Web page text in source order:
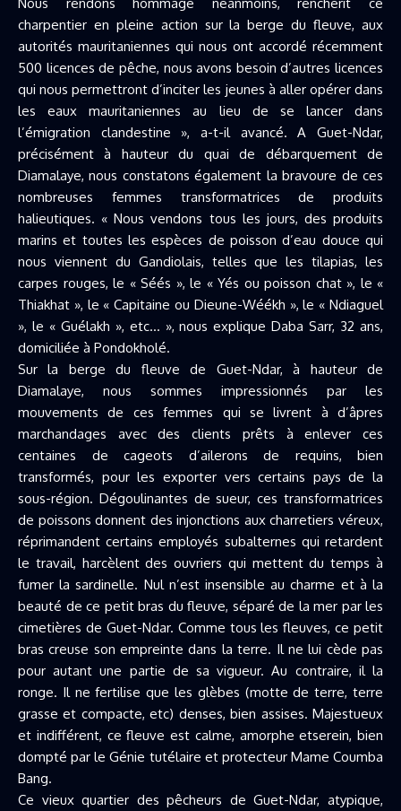
charpentier en pleine action sur la berge du fleuve, aux
autorités mauritaniennes qui nous ont accordé récemment
500 licences de pêche, nous avons besoin d’autres licences
qui nous permettront d’inciter les jeunes à aller opérer dans
les eaux mauritaniennes au lieu de se lancer dans
l’émigration clandestine », a-t-il avancé. A Guet-Ndar,
précisément à hauteur du quai de débarquement de
Diamalaye, nous constatons également la bravoure de ces
nombreuses femmes transformatrices de produits
halieutiques. « Nous vendons tous les jours, des produits
marins et toutes les espèces de poisson d’eau douce qui
nous viennent du Gandiolais, telles que les tilapias, les
carpes rouges, le « Séés », le « Yés ou poisson chat », le «
Thiakhat », le « Capitaine ou Dieune-Wéékh », le « Ndiaguel
», le « Guélakh », etc… », nous explique Daba Sarr, 32 ans,
domiciliée à Pondokholé.
Sur la berge du fleuve de Guet-Ndar, à hauteur de
Diamalaye, nous sommes impressionnés par les
mouvements de ces femmes qui se livrent à d’âpres
marchandages avec des clients prêts à enlever ces
centaines de cageots d’ailerons de requins, bien
transformés, pour les exporter vers certains pays de la
sous-région. Dégoulinantes de sueur, ces transformatrices
de poissons donnent des injonctions aux charretiers véreux,
réprimandent certains employés subalternes qui retardent
le travail, harcèlent des ouvriers qui mettent du temps à
fumer la sardinelle. Nul n’est insensible au charme et à la
beauté de ce petit bras du fleuve, séparé de la mer par les
cimetières de Guet-Ndar. Comme tous les fleuves, ce petit
bras creuse son empreinte dans la terre. Il ne lui cède pas
pour autant une partie de sa vigueur. Au contraire, il la
ronge. Il ne fertilise que les glèbes (motte de terre, terre
grasse et compacte, etc) denses, bien assises. Majestueux
et indifférent, ce fleuve est calme, amorphe etserein, bien
dompté par le Génie tutélaire et protecteur Mame Coumba
Bang.
Ce vieux quartier des pêcheurs de Guet-Ndar, atypique,